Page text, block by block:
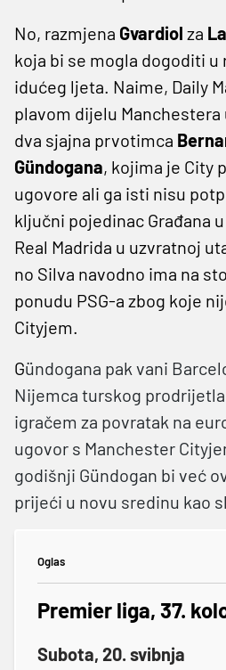
No, razmjena Gvardiol za
koja bi se mogla dogoditi u
idućeg ljeta. Naime, Daily
plavom dijelu Manchestera
dva sjajna prvotimca
Gündogana, kojima je City
ugovore ali ga isti nisu
ključni pojedinac Građana
Real Madrida u uzvratnoj
no Silva navodno ima na
ponudu PSG-a zbog koje
Cityjem.
Gündogana pak vani
Nijemca turskog
igračem za povratak na
ugovor s Manchester
godišnji Gündogan bi već
prijeći u novu sredinu kao
Oglas
Premier liga, 37.
Subota, 20. svibnja